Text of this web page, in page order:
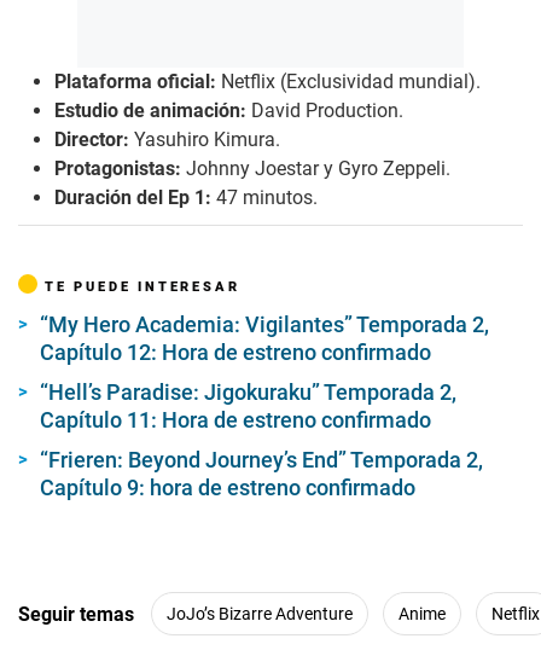
Plataforma oficial: Netflix (Exclusividad mundial).
Estudio de animación: David Production.
Director: Yasuhiro Kimura.
Protagonistas: Johnny Joestar y Gyro Zeppeli.
Duración del Ep 1: 47 minutos.
TE PUEDE INTERESAR
“My Hero Academia: Vigilantes” Temporada 2,
Capítulo 12: Hora de estreno confirmado
“Hell’s Paradise: Jigokuraku” Temporada 2,
Capítulo 11: Hora de estreno confirmado
“Frieren: Beyond Journey’s End” Temporada 2,
Capítulo 9: hora de estreno confirmado
Seguir temas JoJo’s Bizarre Adventure Anime Netflix